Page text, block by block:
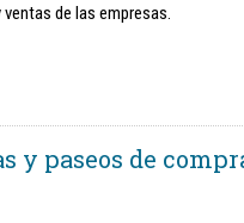
de las empresas.
y paseos de